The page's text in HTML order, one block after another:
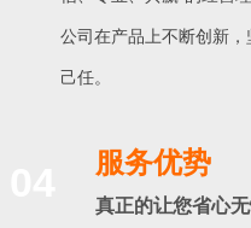
公司在产品上不断创新
己任。
服务优势
真正的让您省心